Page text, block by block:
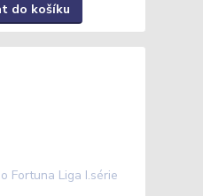
do košíku